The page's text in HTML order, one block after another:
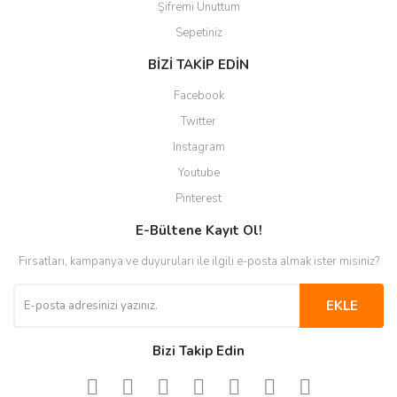
Şifremi Unuttum
Sepetiniz
BİZİ TAKİP EDİN
Facebook
Twitter
Instagram
Youtube
Pinterest
E-Bültene Kayıt Ol!
Fırsatları, kampanya ve duyuruları ile ilgili e-posta almak ister misiniz?
EKLE
Bizi Takip Edin